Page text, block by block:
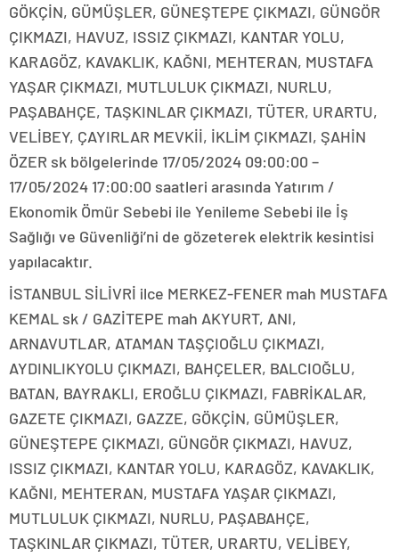
GÖKÇİN, GÜMÜŞLER, GÜNEŞTEPE ÇIKMAZI, GÜNGÖR
ÇIKMAZI, HAVUZ, ISSIZ ÇIKMAZI, KANTAR YOLU,
KARAGÖZ, KAVAKLIK, KAĞNI, MEHTERAN, MUSTAFA
YAŞAR ÇIKMAZI, MUTLULUK ÇIKMAZI, NURLU,
PAŞABAHÇE, TAŞKINLAR ÇIKMAZI, TÜTER, URARTU,
VELİBEY, ÇAYIRLAR MEVKİİ, İKLİM ÇIKMAZI, ŞAHİN
ÖZER sk bölgelerinde 17/05/2024 09:00:00 –
17/05/2024 17:00:00 saatleri arasında Yatırım /
Ekonomik Ömür Sebebi ile Yenileme Sebebi ile İş
Sağlığı ve Güvenliği’ni de gözeterek elektrik kesintisi
yapılacaktır.
İSTANBUL SİLİVRİ ilce MERKEZ-FENER mah MUSTAFA
KEMAL sk / GAZİTEPE mah AKYURT, ANI,
ARNAVUTLAR, ATAMAN TAŞÇIOĞLU ÇIKMAZI,
AYDINLIKYOLU ÇIKMAZI, BAHÇELER, BALCIOĞLU,
BATAN, BAYRAKLI, EROĞLU ÇIKMAZI, FABRİKALAR,
GAZETE ÇIKMAZI, GAZZE, GÖKÇİN, GÜMÜŞLER,
GÜNEŞTEPE ÇIKMAZI, GÜNGÖR ÇIKMAZI, HAVUZ,
ISSIZ ÇIKMAZI, KANTAR YOLU, KARAGÖZ, KAVAKLIK,
KAĞNI, MEHTERAN, MUSTAFA YAŞAR ÇIKMAZI,
MUTLULUK ÇIKMAZI, NURLU, PAŞABAHÇE,
TAŞKINLAR ÇIKMAZI, TÜTER, URARTU, VELİBEY,